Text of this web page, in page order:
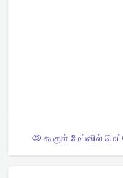
கூகுள் மேப்ஸில்